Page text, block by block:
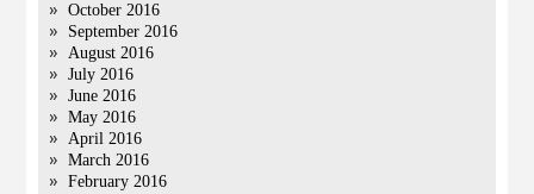
October 2016
September 2016
August 2016
July 2016
June 2016
May 2016
April 2016
March 2016
February 2016